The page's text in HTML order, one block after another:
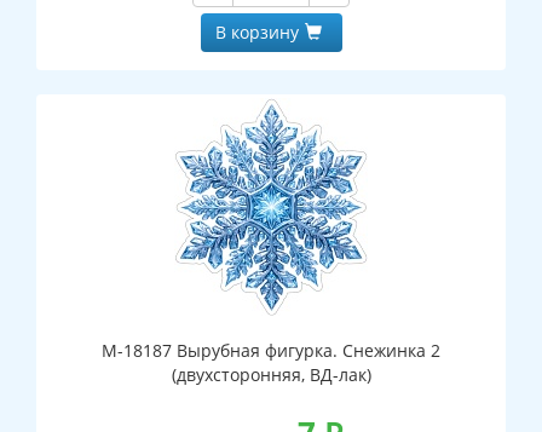
В корзину
М-18187 Вырубная фигурка. Снежинка 2
(двухсторонняя, ВД-лак)